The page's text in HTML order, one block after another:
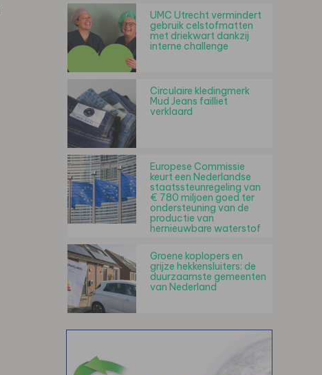
UMC Utrecht vermindert
gebruik celstofmatten
met driekwart dankzij
interne challenge
Circulaire kledingmerk
Mud Jeans failliet
verklaard
Europese Commissie
keurt een Nederlandse
staatssteunregeling van
€ 780 miljoen goed ter
ondersteuning van de
productie van
hernieuwbare waterstof
Groene koplopers en
grijze hekkensluiters: de
duurzaamste gemeenten
van Nederland